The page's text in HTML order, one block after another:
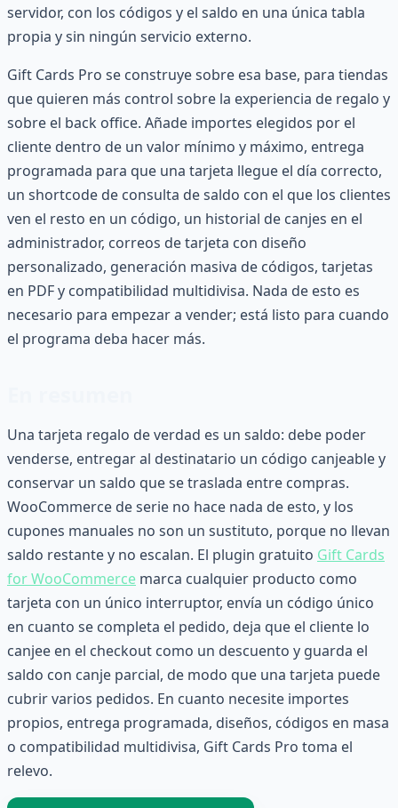
servidor, con los códigos y el saldo en una única tabla
propia y sin ningún servicio externo.
Gift Cards Pro se construye sobre esa base, para tiendas
que quieren más control sobre la experiencia de regalo y
sobre el back office. Añade importes elegidos por el
cliente dentro de un valor mínimo y máximo, entrega
programada para que una tarjeta llegue el día correcto,
un shortcode de consulta de saldo con el que los clientes
ven el resto en un código, un historial de canjes en el
administrador, correos de tarjeta con diseño
personalizado, generación masiva de códigos, tarjetas
en PDF y compatibilidad multidivisa. Nada de esto es
necesario para empezar a vender; está listo para cuando
el programa deba hacer más.
Una tarjeta regalo de verdad es un saldo: debe poder
venderse, entregar al destinatario un código canjeable y
conservar un saldo que se traslada entre compras.
WooCommerce de serie no hace nada de esto, y los
cupones manuales no son un sustituto, porque no llevan
saldo restante y no escalan. El plugin gratuito Gift Cards
for WooCommerce marca cualquier producto como
tarjeta con un único interruptor, envía un código único
en cuanto se completa el pedido, deja que el cliente lo
canjee en el checkout como un descuento y guarda el
saldo con canje parcial, de modo que una tarjeta puede
cubrir varios pedidos. En cuanto necesite importes
propios, entrega programada, diseños, códigos en masa
o compatibilidad multidivisa, Gift Cards Pro toma el
relevo.